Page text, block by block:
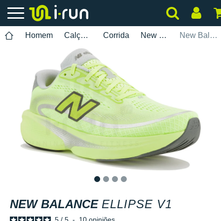
Homem Calçados Corrida New Balance New Balance Ellipse V1
NEW BALANCE ELLIPSE V1